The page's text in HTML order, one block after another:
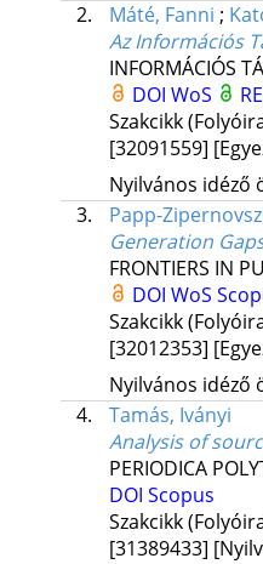
2.
Máté, Fanni ;
Az Információs
INFORMÁCIÓS
DOI WoS
Szakcikk
[32091559]
Nyilvános idéző
3.
Papp-
Generation
FRONTIERS IN
DOI WoS
Szakcikk
[32012353]
Nyilvános idéző
4.
Tamás, Iványi
Analysis of
PERIODICA
DOI Scopus
Szakcikk
[31389433]